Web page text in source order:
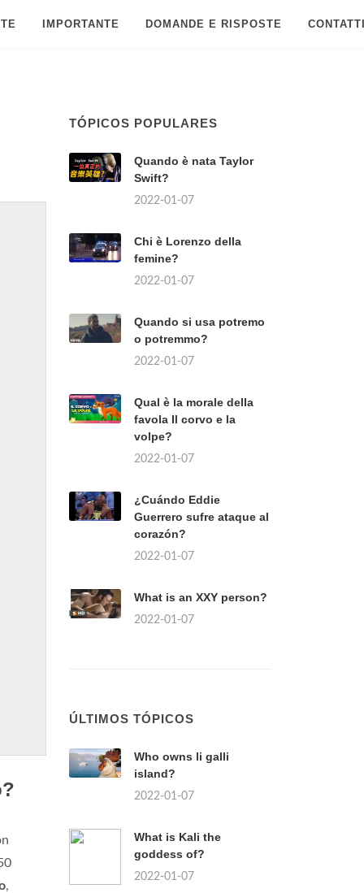
IMPORTANTE DOMANDE E RISPOSTE
,
TÓPICOS POPULARES
Quando è nata Taylor
Swift?
2022-01-07
Chi è Lorenzo della
femine?
2022-01-07
Quando si usa potremo
o potremmo?
2022-01-07
Qual è la morale della
favola Il corvo e la
volpe?
2022-01-07
¿Cuándo Eddie
Guerrero sufre ataque al
corazón?
2022-01-07
What is an XXY person?
2022-01-07
ÚLTIMOS TÓPICOS
Who owns li galli
island?
2022-01-07
What is Kali the
goddess of?
2022-01-07